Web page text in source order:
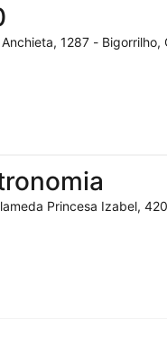
1287 -
Princesa Izabel,